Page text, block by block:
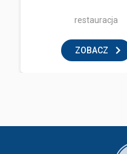
restauracja
ZOBACZ